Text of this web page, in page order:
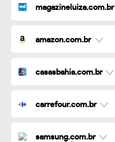
magazineluiza.com.br
amazon.com.br
casasbahia.com.br
carrefour.com.br
samsung.com.br